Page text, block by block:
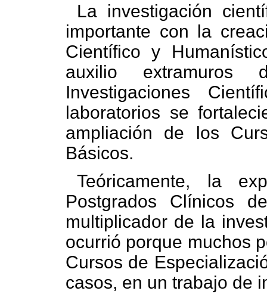
La investigación
importante con la
Científico y
auxilio extramuros
Investigaciones
laboratorios se
ampliación de los
Básicos.
Teóricamente, la
Postgrados Clínicos
multiplicador de la
ocurrió porque muchos
Cursos de
casos, en un trabajo de